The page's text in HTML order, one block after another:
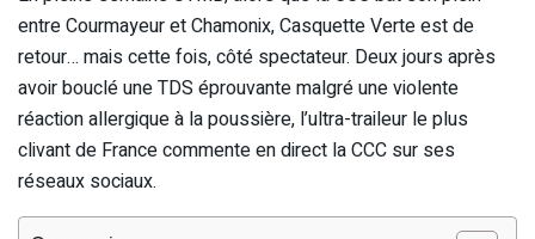
entre Courmayeur et Chamonix, Casquette Verte est de
retour… mais cette fois, côté spectateur. Deux jours après
avoir bouclé une TDS éprouvante malgré une violente
réaction allergique à la poussière, l’ultra-traileur le plus
clivant de France commente en direct la CCC sur ses
réseaux sociaux.